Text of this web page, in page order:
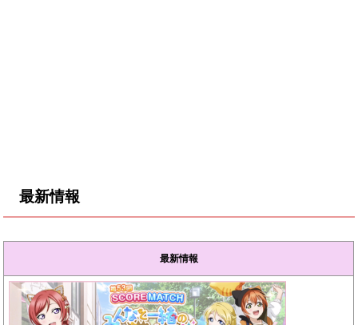
最新情報
最新情報